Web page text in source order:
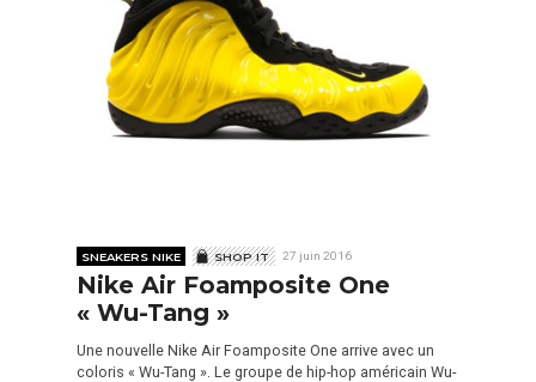
SNEAKERS NIKE SHOP IT 27 juin 2016
Nike Air Foamposite One
« Wu-Tang »
Une nouvelle Nike Air Foamposite One arrive avec un
coloris « Wu-Tang ». Le groupe de hip-hop américain Wu-